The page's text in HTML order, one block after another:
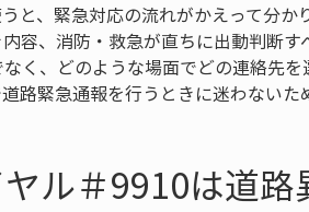
と、緊急対応の流れがかえって分か
容、消防・救急が直ちに出動判断す
く、どのような場面でどの連絡先
路緊急通報を行うときに迷わない
ル＃9910は道